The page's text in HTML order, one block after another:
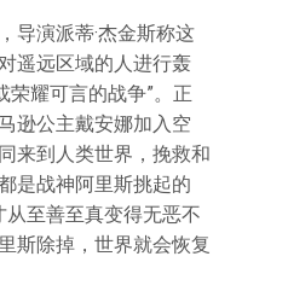
导演派蒂·杰金斯称这
遥远区域的人进行轰
荣耀可言的战争”。正
逊公主戴安娜加入空
来到人类世界，挽救和
是战神阿里斯挑起的
至善至真变得无恶不
斯除掉，世界就会恢复